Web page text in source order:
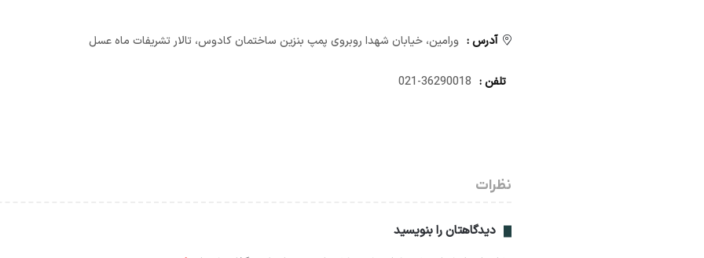
آدرس : ورامین، خیابان شهدا روبروی پمپ بنزین ساختمان کادوس، تالار تشریفات ماه عسل
تلفن : 36290018-021
نظرات
دیدگاهتان را بنویسید